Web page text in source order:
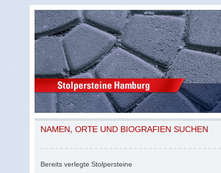
NAMEN, ORTE UND BIOGRAFIEN SUCHEN
Bereits verlegte Stolpersteine